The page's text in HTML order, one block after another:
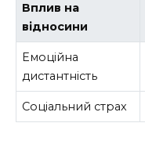
Вплив на
відносини
Емоційна
дистантність
Соціальний страх